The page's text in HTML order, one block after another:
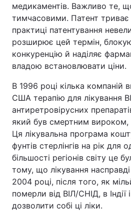
медикаментів. Важливо те,
тимчасовими. Патент триває
практиці патентування
розширює цей термін,
конкуренцію й наділяє
владою встановлювати ціни.
В 1996 році кілька компаній
США терапію для лікування
антиретровірусних
який був смертним вироком,
Ця лікувальна програма
фунтів стерлінгів на рік для
більшості регіонів світу це
тому, що лікування
2004 році, після того, як
померли від ВІЛ/СНІД, в
дозволити собі ці ліки.